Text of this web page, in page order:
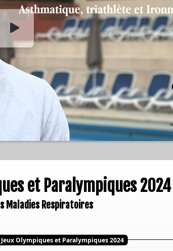
et Paralympiques 2024
Maladies Respiratoires
Olympiques et Paralympiques 2024